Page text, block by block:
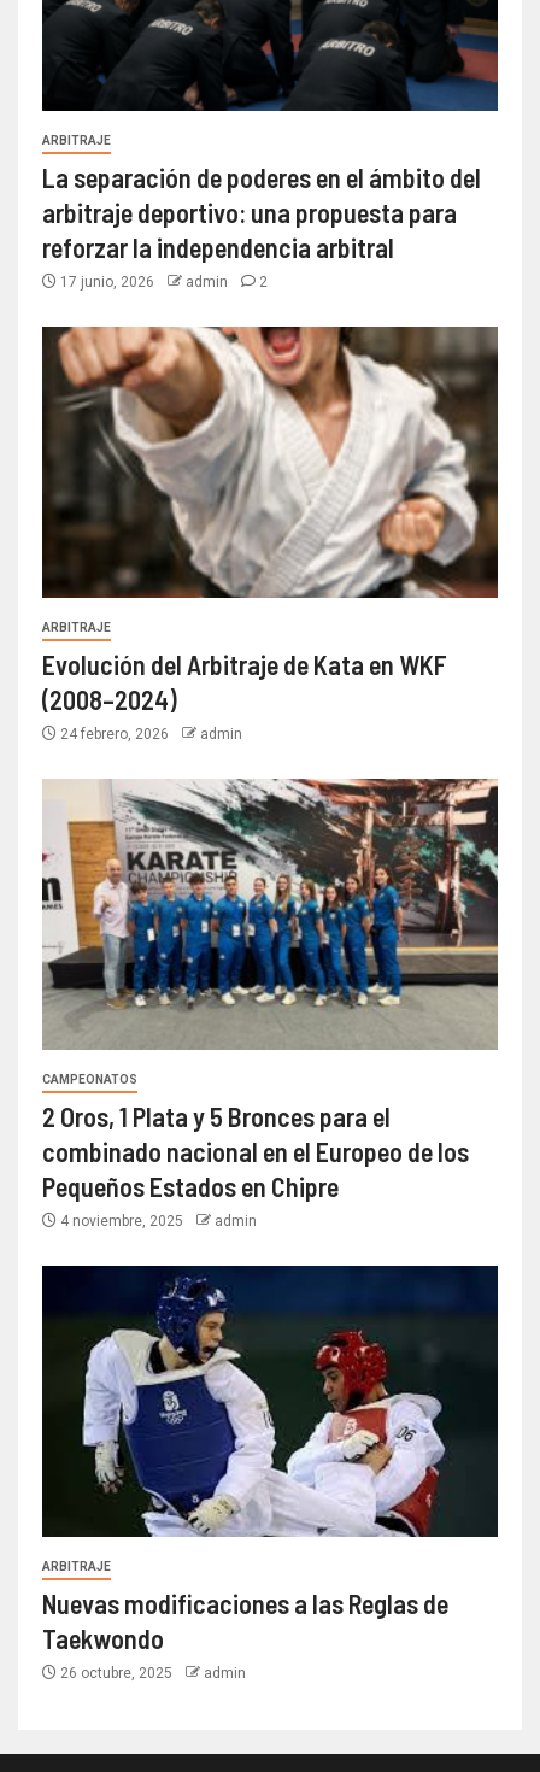
ARBITRAJE
La separación de poderes en el ámbito del
arbitraje deportivo: una propuesta para
reforzar la independencia arbitral
17 junio, 2026 admin 2
ARBITRAJE
Evolución del Arbitraje de Kata en WKF
(2008–2024)
24 febrero, 2026 admin
CAMPEONATOS
2 Oros, 1 Plata y 5 Bronces para el
combinado nacional en el Europeo de los
Pequeños Estados en Chipre
4 noviembre, 2025 admin
ARBITRAJE
Nuevas modificaciones a las Reglas de
Taekwondo
26 octubre, 2025 admin